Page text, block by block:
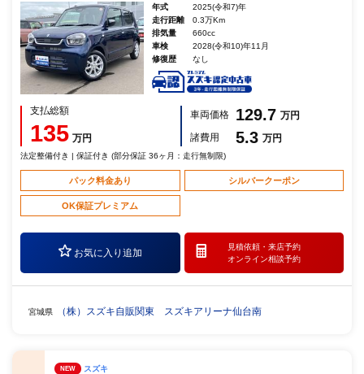
年式
2025(令和7)年
走行距離
0.3万Km
排気量
660cc
車検
2028(令和10)年11月
修復歴
なし
支払総額
135 万円
車両価格 129.7 万円
諸費用
5.3 万円
法定整備付き | 保証付き (部分保証 36ヶ月：走行無制限)
パック料金あり シルバークーポン
OK保証プレミアム
お気に入り追加
見積依頼・ 来店予約
オンライン相談予約
宮城県 （株）スズキ自販関東 スズキアリーナ仙台南
NEW スズキ